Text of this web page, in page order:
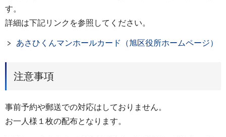
す。
詳細は下記リンクを参照してください。
あさひくんマンホールカード（旭区役所ホームページ）
注意事項
事前予約や郵送での対応はしておりません。
お一人様１枚の配布となります。